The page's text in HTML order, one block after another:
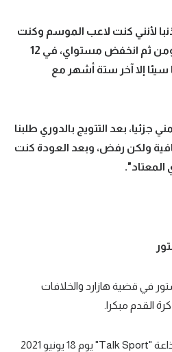
لأنني كنت لاعب الموسم وكنت
من أكثر اللاعبين المؤثرين ومن ثم انخفض مستواي، في 12
إلا آخر ستة أشهر مع
جزئيا، بعد التتويج بالدوري طلبنا
ولكن رفض، وبعد العودة كنت
في قضية هازارد والخلافات
القدم مبكرا.
وقال مورينيو في حديث مع إذاعة "Talk Sport" يوم 18 يونيو 2021